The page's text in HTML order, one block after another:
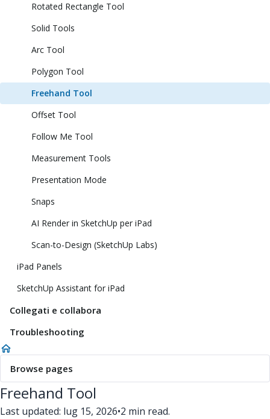
Rotated Rectangle Tool
Solid Tools
Arc Tool
Polygon Tool
Freehand Tool
Offset Tool
Follow Me Tool
Measurement Tools
Presentation Mode
Snaps
AI Render in SketchUp per iPad
Scan-to-Design (SketchUp Labs)
iPad Panels
SketchUp Assistant for iPad
Collegati e collabora
Troubleshooting
Browse pages
Freehand Tool
Last updated: lug 15, 2026•2 min read.